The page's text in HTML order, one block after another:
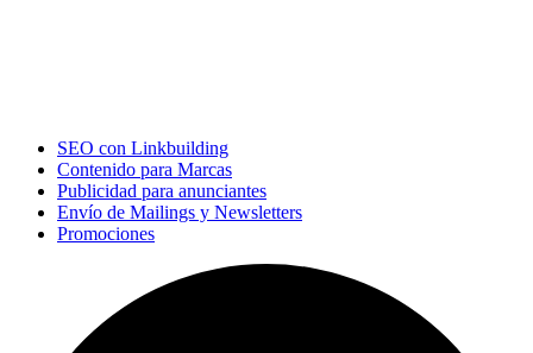
SEO con Linkbuilding
Contenido para Marcas
Publicidad para anunciantes
Envío de Mailings y Newsletters
Promociones